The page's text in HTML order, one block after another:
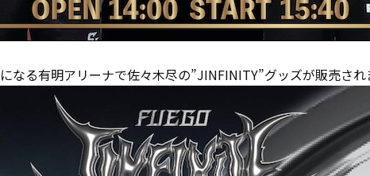
なる有明アリーナで佐々木尽の”JINFINITY”グッズが販売さ